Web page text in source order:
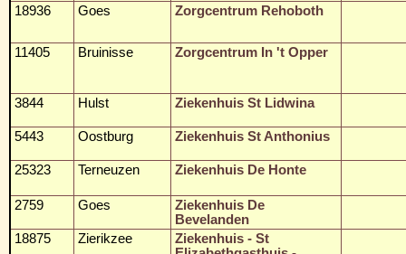
18936
Goes Zorgcentrum Rehoboth
11405 Bruinisse Zorgcentrum In 't Opper
3844 Hulst Ziekenhuis St Lidwina
5443 Oostburg Ziekenhuis St Anthonius
25323 Terneuzen Ziekenhuis De Honte
2759 Goes
Ziekenhuis De
Bevelanden
18875
Zierikzee
Ziekenhuis - St